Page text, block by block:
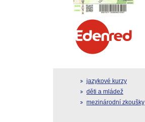
jazykové kurzy
děti a mládež
mezinárodní zkoušky